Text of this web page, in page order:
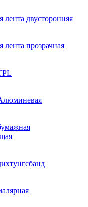
лента двусторонняя
лента прозрачная